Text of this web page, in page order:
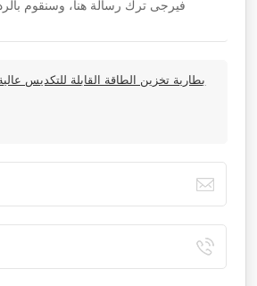
فيرجى ترك رسالة هنا، وسنقوم